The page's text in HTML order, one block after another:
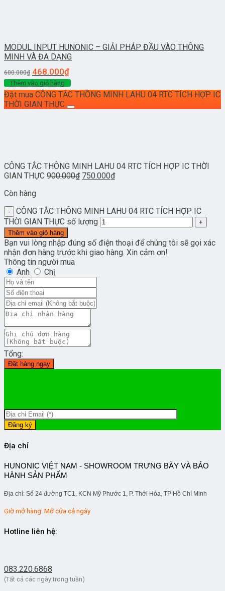
MODUL INPUT HUNONIC – GIẢI PHÁP ĐẦU VÀO THÔNG
MINH VÀ ĐA DẠNG
600.000₫ 468.000₫
Thêm vào giỏ hàng
Đặt mua CÔNG TẮC THÔNG MINH LAHU 04 RTC TÍCH HỢP IC
THỜI GIAN THỰC
CÔNG TẮC THÔNG MINH LAHU 04 RTC TÍCH HỢP IC THỜI
GIAN THỰC 900.000₫ 750.000₫
Còn hàng
CÔNG TẮC THÔNG MINH LAHU 04 RTC TÍCH HỢP IC
THỜI GIAN THỰC số lượng
Thêm vào giỏ hàng
Bạn vui lòng nhập đúng số điện thoại để chúng tôi sẽ gọi xác
nhận đơn hàng trước khi giao hàng. Xin cảm ơn!
Thông tin người mua
Anh
Chị
Tổng:
Đặt hàng ngay
Địa chỉ
HUNONIC VIỆT NAM - SHOWROOM TRƯNG BÀY VÀ BẢO
HÀNH SẢN PHẨM
Địa chỉ: Số 24 đường TC1, KCN Mỹ Phước 1, P. Thới Hòa, TP Hồ Chí Minh
Giờ mở hàng: Mở cửa cả ngày
Hotline liên hệ:
083.220.6868
(Tất cả các ngày trong tuần)